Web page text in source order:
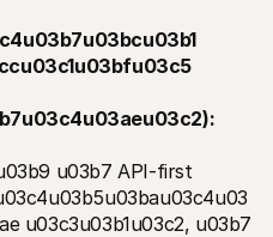
u03b7 API-first
u03c3u03b1u03c2, u03b7